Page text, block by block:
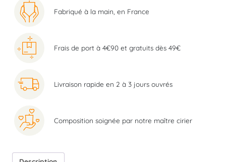
Fabriqué à la main, en France
Frais de port à 4€90 et gratuits dès 49€
Livraison rapide en 2 à 3 jours ouvrés
Composition soignée par notre maître cirier